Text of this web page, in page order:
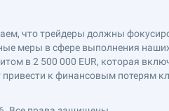
что трейдеры должны
меры в сфере выполнения
в 2 500 000 EUR, которая
привести к финансовым потерям